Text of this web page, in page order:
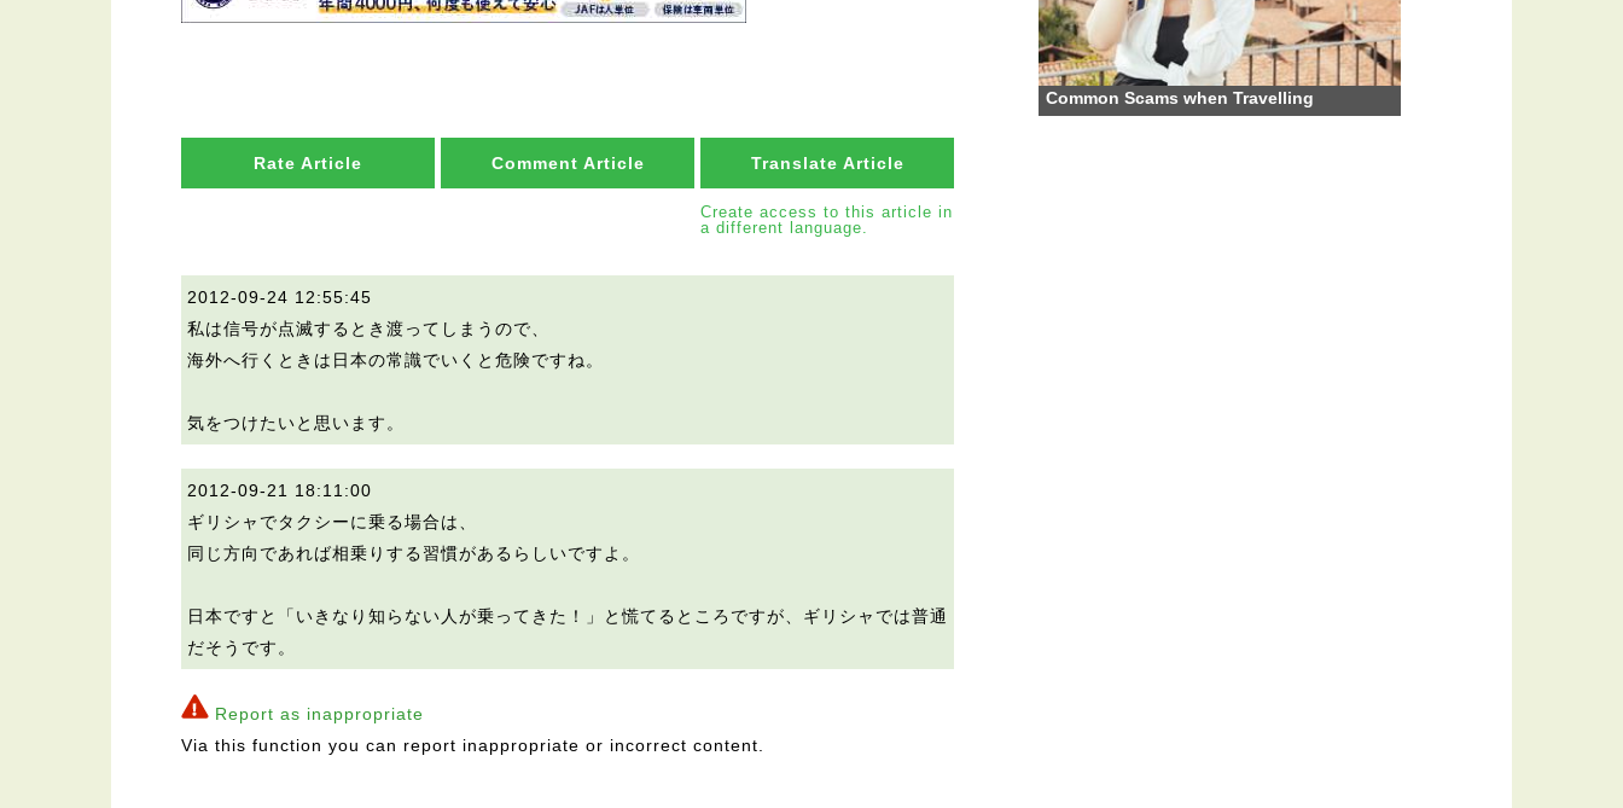
Rate Article Comment Article Translate Article
Create access to this article in
a different language.
2012-09-24 12:55:45
私は信号が点滅するとき渡ってしまうので、
海外へ行くときは日本の常識でいくと危険ですね。
気をつけたいと思います。
2012-09-21 18:11:00
ギリシャでタクシーに乗る場合は、
同じ方向であれば相乗りする習慣があるらしいですよ。
日本ですと「いきなり知らない人が乗ってきた！」と慌てるところですが、ギリシャでは普通
だそうです。
Report as inappropriate
Via this function you can report inappropriate or incorrect content.
Common Scams when Travelling